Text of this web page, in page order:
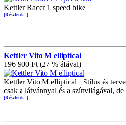
Kettler Racer 1 speed bike
[Részletek...]
Kettler Vito M elliptical
196 900 Ft (27 % áfával)
Kettler Vito M elliptical - Stílus és
csak a látvánnyal és a színvilágával,
[Részletek...]